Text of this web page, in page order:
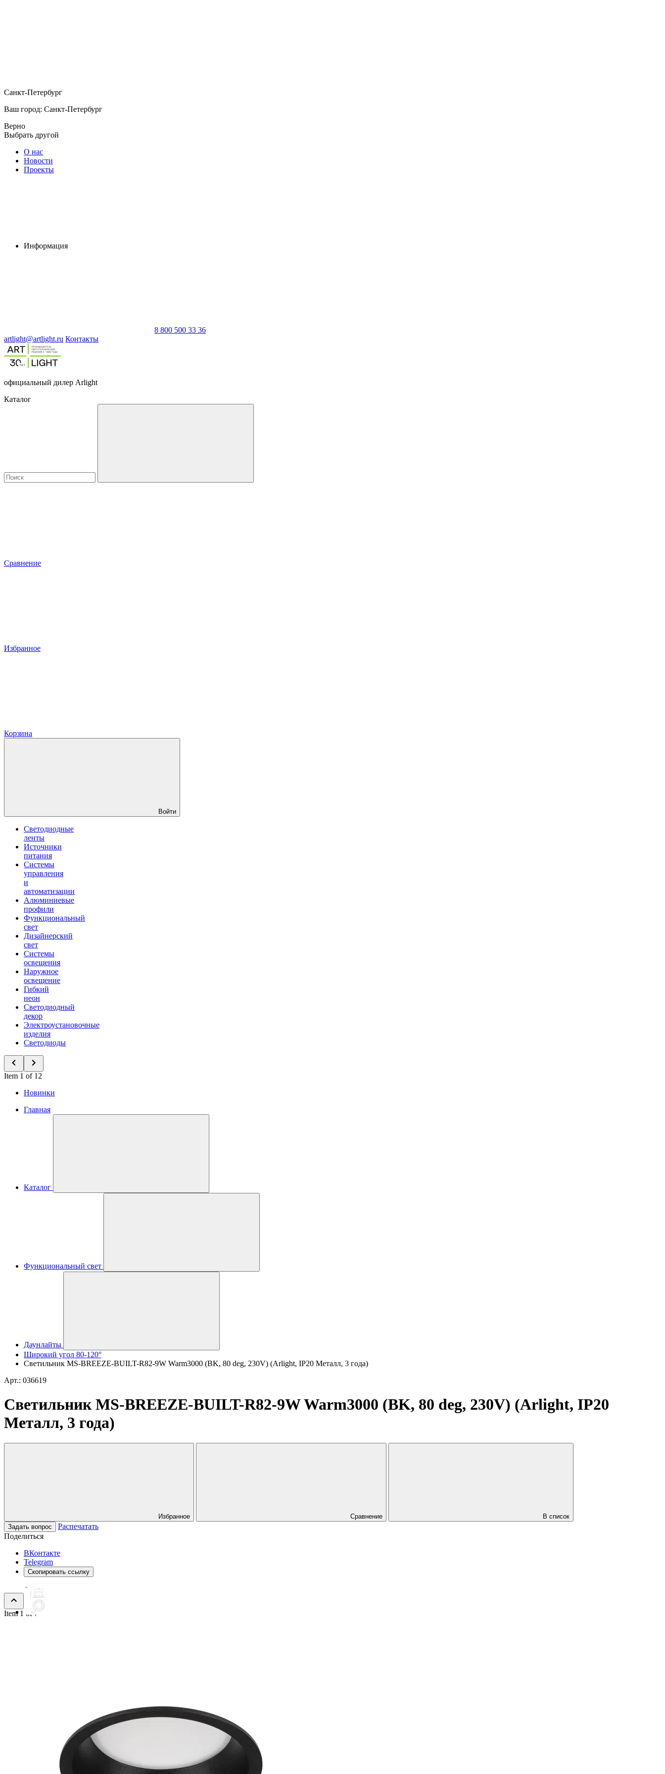
Санкт-Петербург
Ваш город: Санкт-Петербург
Верно
Выбрать другой
О нас
Новости
Проекты
Информация
8 800 500 33 36
artlight@artlight.ru Контакты
официальный дилер Arlight
Каталог
Сравнение
Избранное
Корзина
Войти
Светодиодные
ленты
Источники
питания
Системы
управления
и
автоматизации
Алюминиевые
профили
Функциональный
свет
Дизайнерский
свет
Системы
освещения
Наружное
освещение
Гибкий
неон
Светодиодный
декор
Электроустановочные
изделия
Светодиоды
Item 1 of 12
Новинки
Главная
Каталог
Функциональный свет
Даунлайты
Широкий угол 80-120°
Светильник MS-BREEZE-BUILT-R82-9W Warm3000 (BK, 80 deg, 230V) (Arlight, IP20 Металл, 3 года)
Арт.: 036619
Светильник MS-BREEZE-BUILT-R82-9W Warm3000 (BK, 80 deg, 230V) (Arlight, IP20
Металл, 3 года)
Избранное Сравнение
В список
Задать вопрос
Распечатать
Поделиться
ВКонтакте
Telegram
Скопировать ссылку
Item 1 of 7